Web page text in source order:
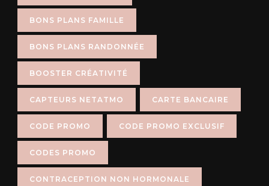
BONS PLANS FAMILLE
BONS PLANS RANDONNÉE
BOOSTER CRÉATIVITÉ
CAPTEURS NETATMO CARTE BANCAIRE
CODE PROMO CODE PROMO EXCLUSIF
CODES PROMO
CONTRACEPTION NON HORMONALE